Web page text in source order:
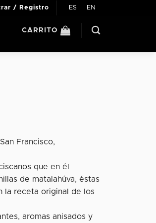
/ Registro ES EN
CARRITO
Francisco,
que en él
de matalahúva, éstas
la receta original de los
aromas anisados y